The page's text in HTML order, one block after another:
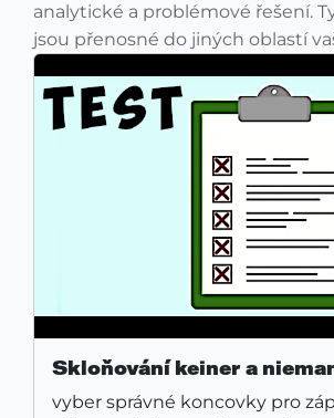
analytické a problémové řešení.
jsou přenosné do jiných oblastí
Skloňování keiner a
vyber správné koncovky pro